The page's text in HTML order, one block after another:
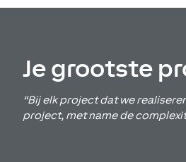
Je grootste
“Bij elk project dat we
project, met name de